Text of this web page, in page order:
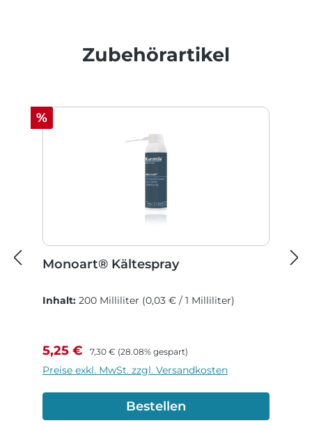
Produktgalerie überspringen
Zubehörartikel
Rabatt
%
Monoart® Kältespray
Inhalt: 200 Milliliter (0,03 € / 1 Milliliter)
Verkaufspreis:
5,25 € Regulärer Preis:
7,30 € (28.08% gespart)
Preise exkl. MwSt. zzgl. Versandkosten
Bestellen